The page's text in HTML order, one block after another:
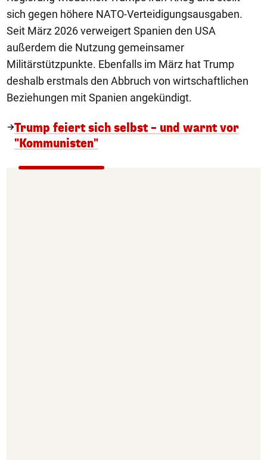
sich gegen höhere NATO-Verteidigungsausgaben.
Seit März 2026 verweigert Spanien den USA
außerdem die Nutzung gemeinsamer
Militärstützpunkte. Ebenfalls im März hat Trump
deshalb erstmals den Abbruch von wirtschaftlichen
Beziehungen mit Spanien angekündigt.
Trump feiert sich selbst – und warnt vor
"Kommunisten"